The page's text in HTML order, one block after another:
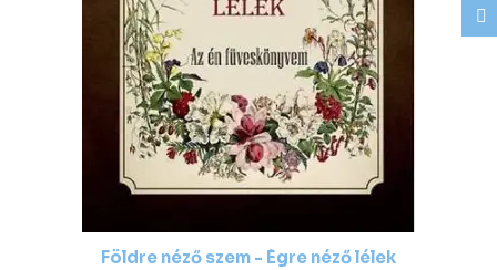
Földre néző szem - Égre néző lélek